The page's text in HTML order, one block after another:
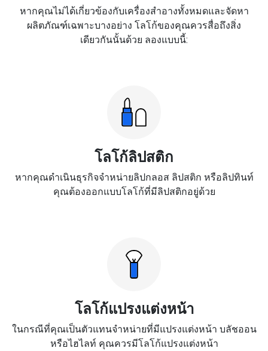
หากคุณไม่ได้เกี่ยวข้องกับเครื่องสำอางทั้งหมดและจัดหา
ผลิตภัณฑ์เฉพาะบางอย่าง โลโก้ของคุณควรสื่อถึงสิ่ง
เดียวกันนั้นด้วย ลองแบบนี้:
โลโก้ลิปสติก
หากคุณดำเนินธุรกิจจำหน่ายลิปกลอส ลิปสติก หรือลิปทินท์
คุณต้องออกแบบโลโก้ที่มีลิปสติกอยู่ด้วย
โลโก้แปรงแต่งหน้า
ในกรณีที่คุณเป็นตัวแทนจำหน่ายที่มีแปรงแต่งหน้า บลัชออน
หรือไฮไลท์ คุณควรมีโลโก้แปรงแต่งหน้า